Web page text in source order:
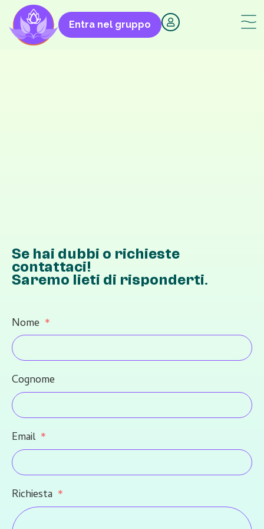
Entra nel gruppo
Se hai dubbi o richieste
contattaci!
Saremo lieti di risponderti.
Nome
Cognome
Email
Richiesta